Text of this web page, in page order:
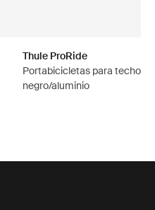
Thule ProRide
Portabicicletas para techo en
negro/aluminio